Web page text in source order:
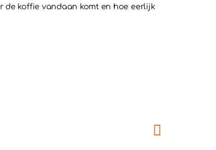
de koffie vandaan komt en hoe eerlijk